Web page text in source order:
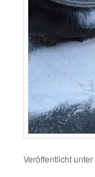
Veröffentlicht unter